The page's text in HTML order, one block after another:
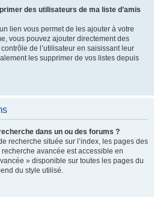
des utilisateurs de ma liste d’amis
lien vous permet de les ajouter à votre
vous pouvez ajouter directement des
de l’utilisateur en saisissant leur
les supprimer de vos listes depuis
dans un ou des forums ?
recherche située sur l’index, les pages des
avancée est accessible en
» disponible sur toutes les pages du
du style utilisé.